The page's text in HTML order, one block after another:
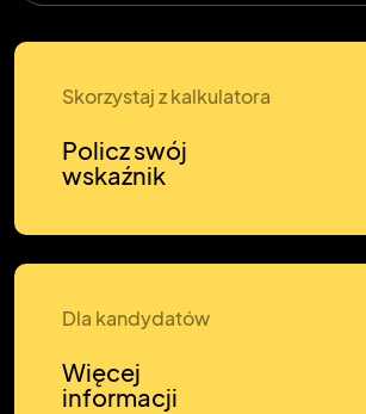
Skorzystaj z kalkulatora
Policz swój
wskaźnik
Dla kandydatów
Więcej
informacji